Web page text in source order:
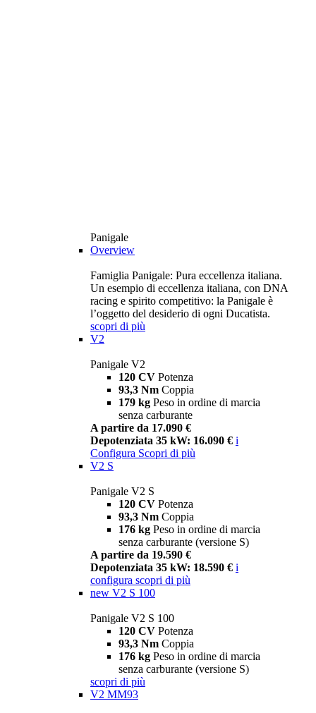
Panigale
Overview
Famiglia Panigale: Pura eccellenza italiana.
Un esempio di eccellenza italiana, con DNA
racing e spirito competitivo: la Panigale è
l’oggetto del desiderio di ogni Ducatista.
scopri di più
V2
Panigale V2
120 CV Potenza
93,3 Nm Coppia
179 kg Peso in ordine di marcia
senza carburante
A partire da 17.090 €
Depotenziata 35 kW: 16.090 € i
Configura Scopri di più
V2 S
Panigale V2 S
120 CV Potenza
93,3 Nm Coppia
176 kg Peso in ordine di marcia
senza carburante (versione S)
A partire da 19.590 €
Depotenziata 35 kW: 18.590 € i
configura scopri di più
new V2 S 100
Panigale V2 S 100
120 CV Potenza
93,3 Nm Coppia
176 kg Peso in ordine di marcia
senza carburante (versione S)
scopri di più
V2 MM93